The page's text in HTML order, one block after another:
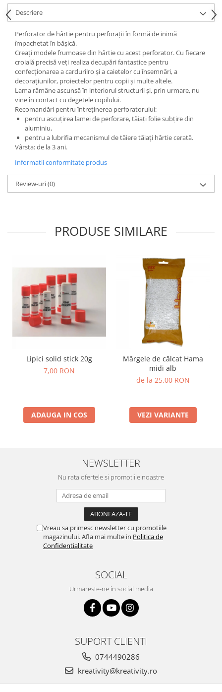
Saltele
Trasee de motricitate
Wellness
Diverse jucarii educative
Apa si nisip
Dezvoltarea limbajului
Figurine
Mobilier gradinita
Montessori
Spații de joacă
Educatie inovativa
Comunicare
Dezvoltare timpurie
Experimente
Jucării interactive
Magnetism
Matematica
Pregătire pentru școală
Pregătirea scrierii de mână
Secventialitate
Sortare si numarare
Mărgele de călcat HAMA
Hama Maxi Sticks
Mărgele HAMA MINI
Stimulare vizuala
Terapie de integrare senzorială
Descriere
Perforator de hârtie pentru perforații în formă de inimă
împachetat în bășică.
Creați modele frumoase din hârtie cu acest perforator. Cu fiecare
croială precisă veți realiza decupări fantastice pentru
confecționarea a cardurilro și a caietelor cu însemnări, a
decorațiunilor, proiectelor pentru copii și multe altele.
Lama rămâne ascunsă în interiorul structurii și, prin urmare, nu
vine în contact cu degetele copilului.
Recomandări pentru întreținerea perforatorului:
pentru ascuțirea lamei de perforare, tăiați folie subțire din
aluminiu,
pentru a lubrifia mecanismul de tăiere tăiați hârtie cerată.
Vârsta: de la 3 ani.
Informatii conformitate produs
Review-uri(0)
PRODUSE SIMILARE
Lipici solid stick 20g
7,00 RON
ADAUGA IN COS
Mărgele de călcat Hama
midi alb
de la 25,00 RON
VEZI VARIANTE
NEWSLETTER
Nu rata ofertele si promotiile noastre
Vreau sa primesc newsletter cu promotiile
magazinului. Afla mai multe in Politica de
Confidentialitate
SOCIAL
Urmareste-ne in social media
SUPORT CLIENTI
0744490286
kreativity@kreativity.ro